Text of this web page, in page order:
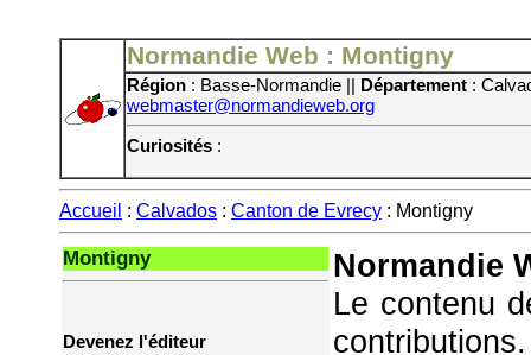
Normandie Web : Montigny
Région : Basse-Normandie || Département :
webmaster@normandieweb.org
Curiosités :
Accueil : Calvados : Canton de Evrecy : Montigny
Montigny
Devenez l'éditeur
Normandie
Le contenu